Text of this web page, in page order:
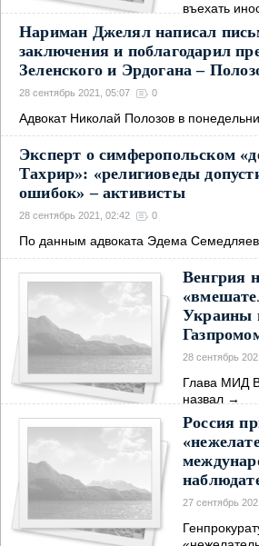
въехать
Нариман Джелял написал
заключения и поблагодарил
Зеленского и Эрдогана –
28 сентябрь 2021, 05:07 0
Адвокат Николай Полозов в
Эксперт о симферопольском
Тахрир»: «религиоведы
ошибок» – активисты
28 сентябрь 2021, 02:42 0
По данным адвоката Эдема
Венгрия
Украины
28 сентябрь
Глава МИД
назвал →
Россия
27 сентябрь